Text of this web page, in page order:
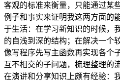
客观的标准来衡量，只能通过某
例子和事实来证明我这两方面的
于生活：在学习新知识的时候，
的自浅到深的结构；在解决一个
像写程序先写主函数再实现各个
互不相交的子问题，梳理整理的
在演讲和分享知识上颇有经验：